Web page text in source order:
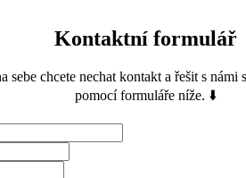
Kontaktní formulář
sebe chcete nechat kontakt a řešit s
pomocí formuláře níže. ⬇️